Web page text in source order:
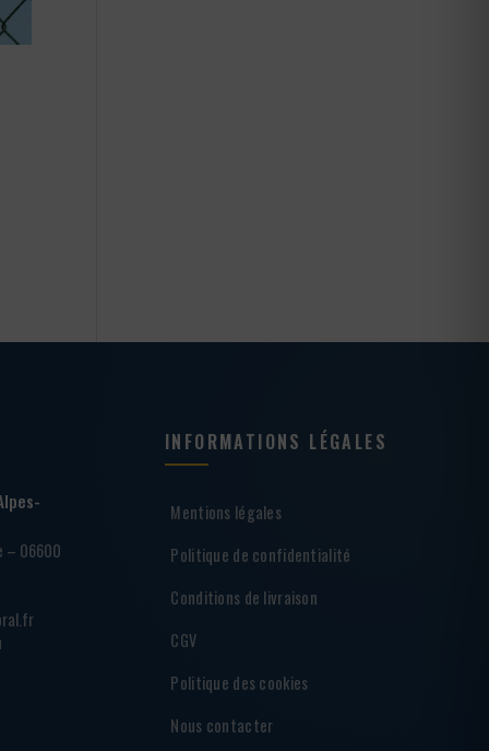
– 06600
INFORMATIONS LÉGALES
Mentions légales
Politique de confidentialité
Conditions de livraison
CGV
Politique des cookies
Nous contacter